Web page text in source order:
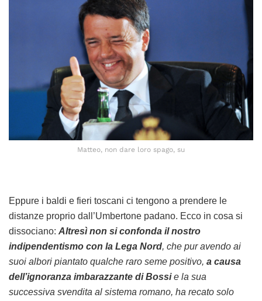
Matteo, non dare loro spago, su
Eppure i baldi e fieri toscani ci tengono a prendere le
distanze proprio dall’Umbertone padano. Ecco in cosa si
dissociano: Altresì non si confonda il nostro
indipendentismo con la Lega Nord, che pur avendo ai
suoi albori piantato qualche raro seme positivo, a causa
dell’ignoranza imbarazzante di Bossie la sua
successiva svendita al sistema romano, ha recato solo